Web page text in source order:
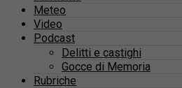
Meteo
Video
Podcast
Delitti e castighi
Gocce di Memoria
Rubriche